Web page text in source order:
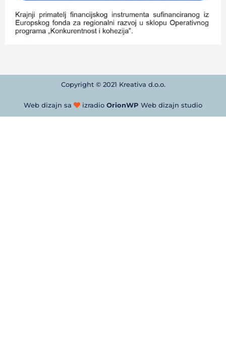
Copyright © 2021 Kreativa d.o.o.
Web dizajn sa izradio OrionWP Web dizajn studio